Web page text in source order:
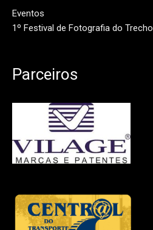
Eventos
1º Festival de Fotografia do Trecho
Parceiros